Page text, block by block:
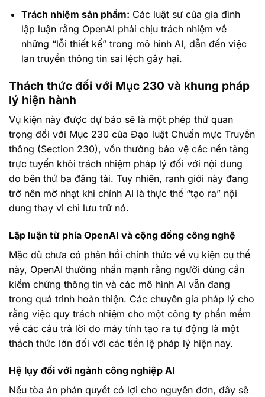
Trách nhiệm sản phẩm: Các luật sư của gia đình
lập luận rằng OpenAI phải chịu trách nhiệm về
những “lỗi thiết kế” trong mô hình AI, dẫn đến việc
lan truyền thông tin sai lệch gây hại.
Thách thức đối với Mục 230 và khung pháp
lý hiện hành
Vụ kiện này được dự báo sẽ là một phép thử quan
trọng đối với Mục 230 của Đạo luật Chuẩn mực Truyền
thông (Section 230), vốn thường bảo vệ các nền tảng
trực tuyến khỏi trách nhiệm pháp lý đối với nội dung
do bên thứ ba đăng tải. Tuy nhiên, ranh giới này đang
trở nên mờ nhạt khi chính AI là thực thể “tạo ra” nội
dung thay vì chỉ lưu trữ nó.
Lập luận từ phía OpenAI và cộng đồng công nghệ
Mặc dù chưa có phản hồi chính thức về vụ kiện cụ thể
này, OpenAI thường nhấn mạnh rằng người dùng cần
kiểm chứng thông tin và các mô hình AI vẫn đang
trong quá trình hoàn thiện. Các chuyên gia pháp lý cho
rằng việc quy trách nhiệm cho một công ty phần mềm
về các câu trả lời do máy tính tạo ra tự động là một
thách thức lớn đối với các tiền lệ pháp lý hiện nay.
Hệ lụy đối với ngành công nghiệp AI
Nếu tòa án phán quyết có lợi cho nguyên đơn, đây sẽ